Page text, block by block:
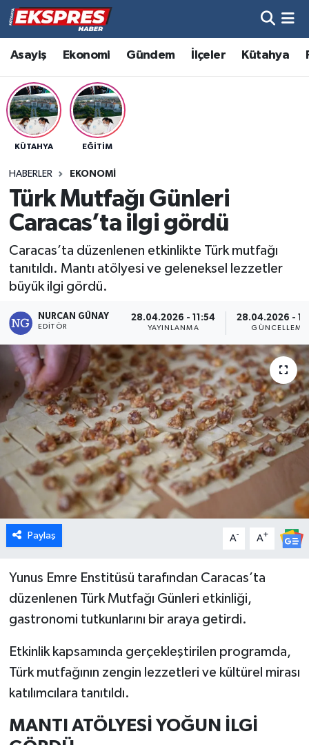
Asayiş Ekonomi Gündem İlçeler Kütahya
KÜTAHYA EĞITIM
HABERLER EKONOMI
Türk Mutfağı Günleri
Caracas’ta ilgi gördü
Caracas’ta düzenlenen etkinlikte Türk mutfağı
tanıtıldı. Mantı atölyesi ve geleneksel lezzetler
büyük ilgi gördü.
NURCAN GÜNAY
EDITÖR
28.04.2026 - 11:54
YAYINLANMA
28.04.2026 -
GÜNCELLEME
Paylaş A- A+
Yunus Emre Enstitüsü tarafından Caracas’ta
düzenlenen Türk Mutfağı Günleri etkinliği,
gastronomi tutkunlarını bir araya getirdi.
Etkinlik kapsamında gerçekleştirilen programda,
Türk mutfağının zengin lezzetleri ve kültürel mirası
katılımcılara tanıtıldı.
MANTI ATÖLYESİ YOĞUN İLGİ
Altıntaş
Asayiş
Aslanapa
Bölge
Çavdarhisar
Domaniç
Eğitim
Ekonomi
Emet
Foto Galeri
Gediz
Genel
Gündem
Hisarcık
İlçeler
Köşe Yazıları
Kültür Sanat
Hava Durumu
Trafik Durumu
Süper Lig Puan Durumu ve Fikstür
Son Dakika Haberleri
Haber Arşivi